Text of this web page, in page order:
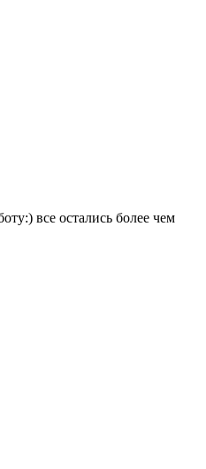
все остались более чем